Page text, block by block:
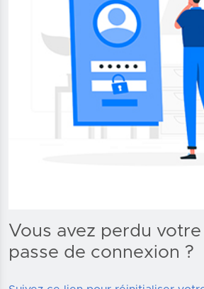
Vous avez perdu
passe de connexion ?